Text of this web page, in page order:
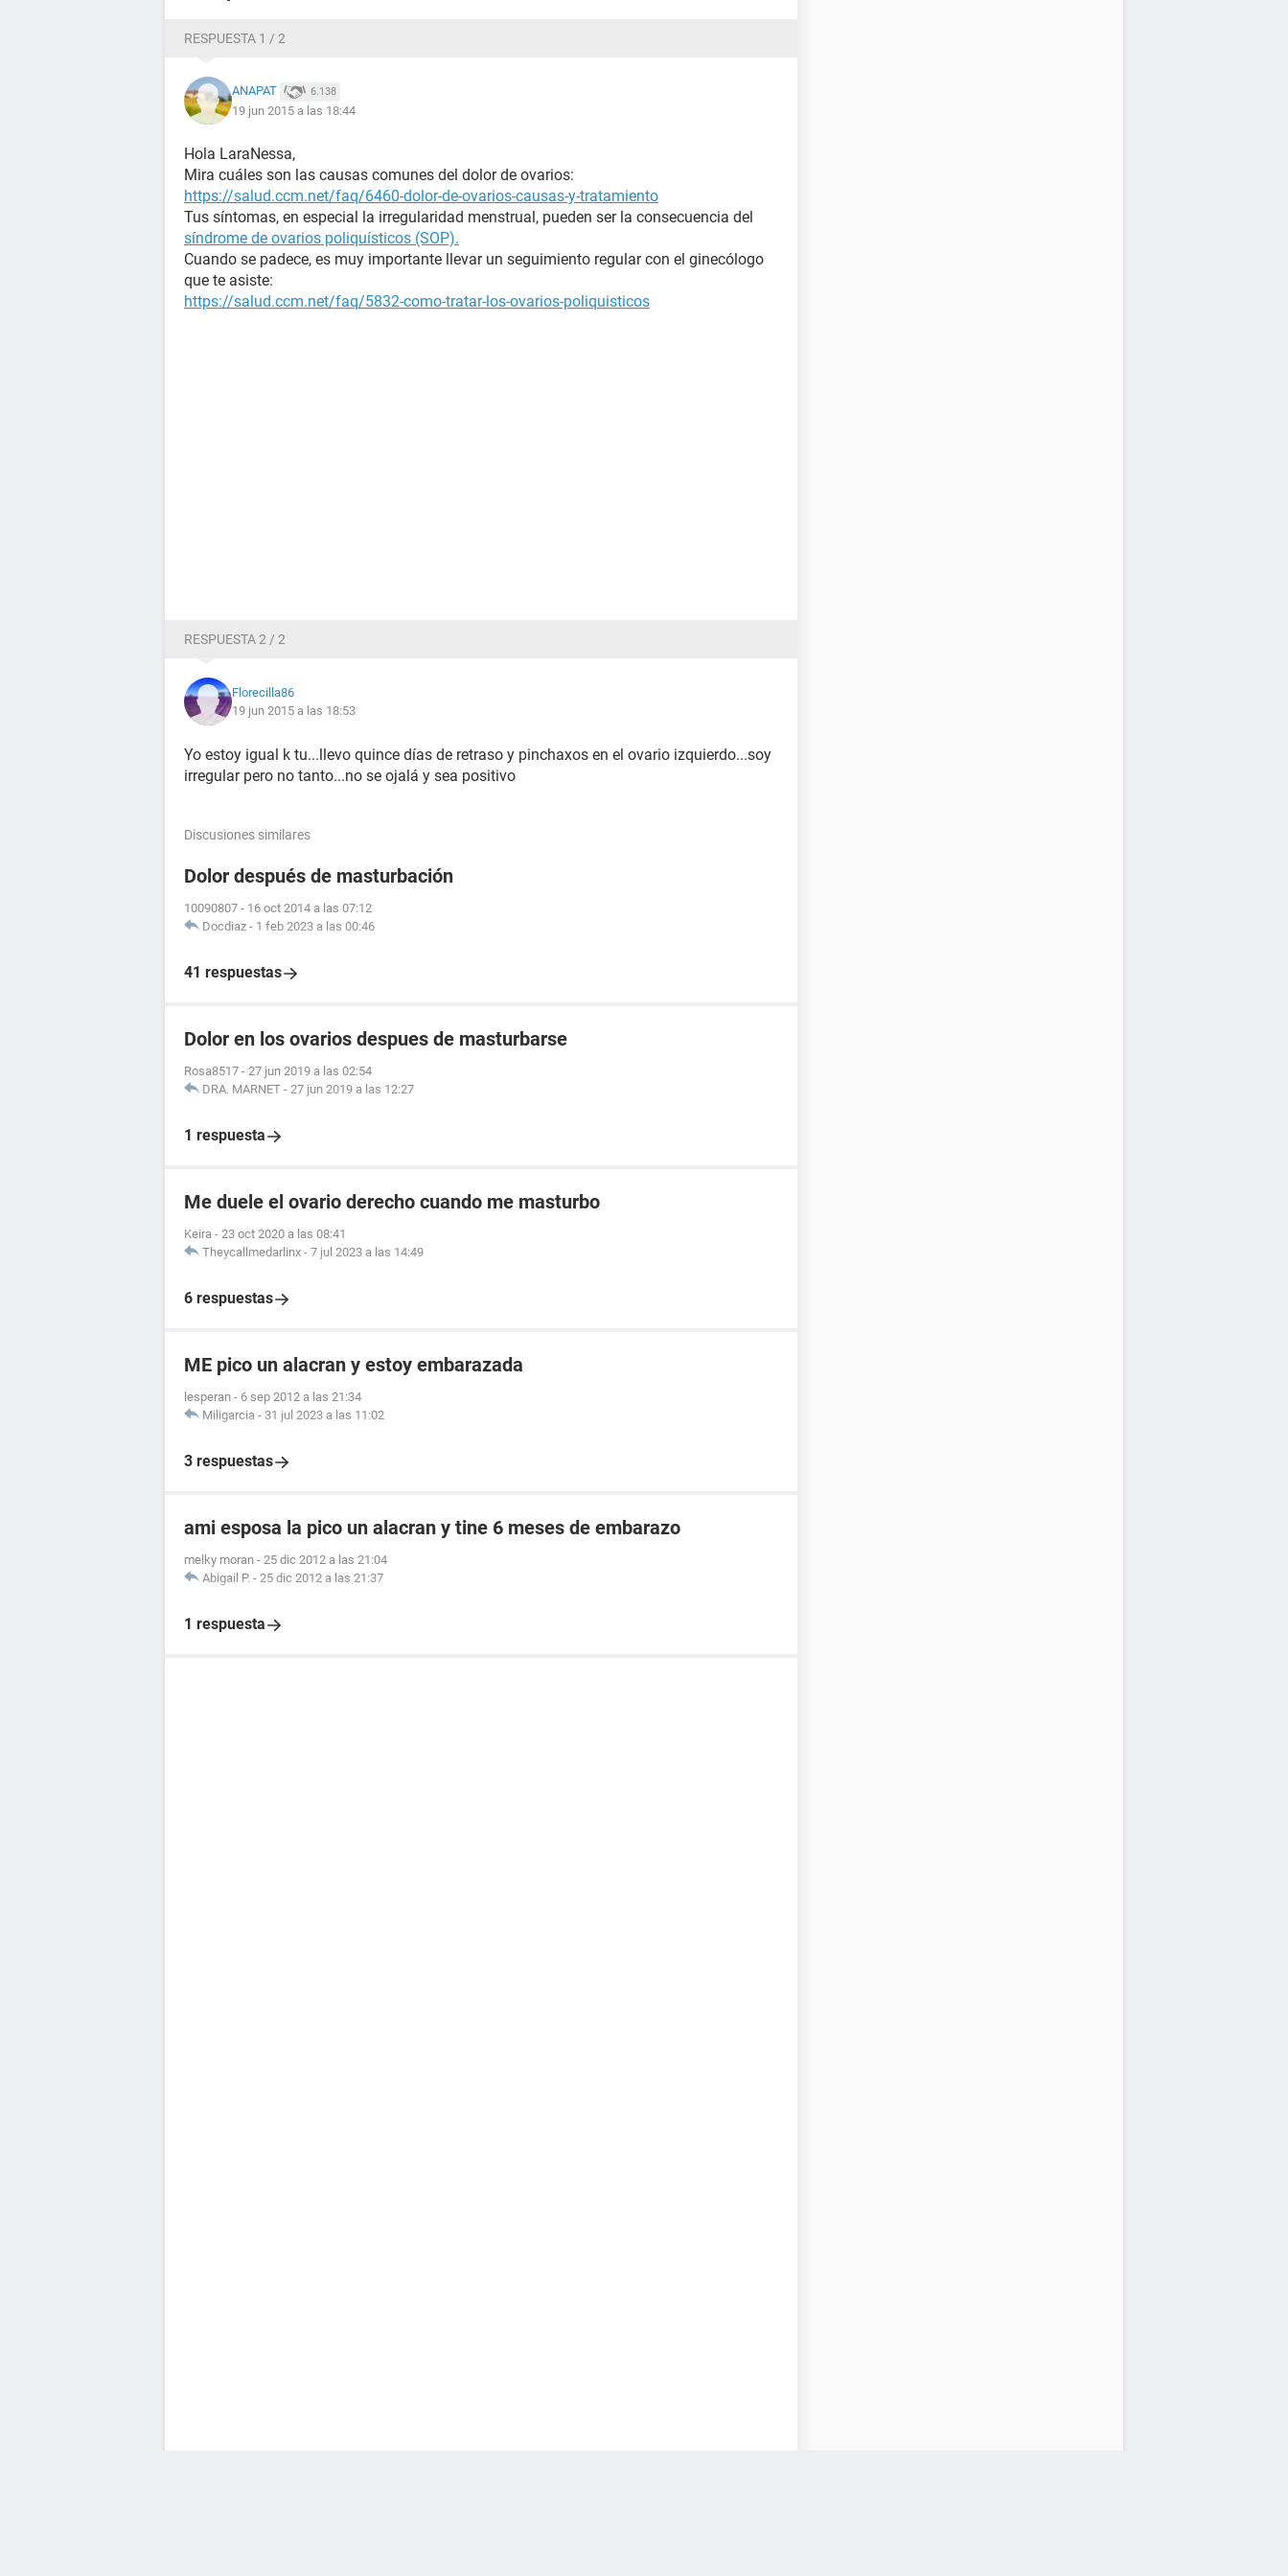
RESPUESTA 1 / 2
ANAPAT 6.138
19 jun 2015 a las 18:44
Hola LaraNessa,
Mira cuáles son las causas comunes del dolor de ovarios:
https://salud.ccm.net/faq/6460-dolor-de-ovarios-causas-y-tratamiento
Tus síntomas, en especial la irregularidad menstrual, pueden ser la consecuencia del
síndrome de ovarios poliquísticos (SOP).
Cuando se padece, es muy importante llevar un seguimiento regular con el ginecólogo
que te asiste:
https://salud.ccm.net/faq/5832-como-tratar-los-ovarios-poliquisticos
RESPUESTA 2 / 2
Florecilla86
19 jun 2015 a las 18:53
Yo estoy igual k tu...llevo quince días de retraso y pinchaxos en el ovario izquierdo...soy
irregular pero no tanto...no se ojalá y sea positivo
Discusiones similares
Dolor después de masturbación
10090807 - 16 oct 2014 a las 07:12
Docdiaz - 1 feb 2023 a las 00:46
41 respuestas
Dolor en los ovarios despues de masturbarse
Rosa8517 - 27 jun 2019 a las 02:54
DRA. MARNET - 27 jun 2019 a las 12:27
1 respuesta
Me duele el ovario derecho cuando me masturbo
Keira - 23 oct 2020 a las 08:41
Theycallmedarlinx - 7 jul 2023 a las 14:49
6 respuestas
ME pico un alacran y estoy embarazada
lesperan - 6 sep 2012 a las 21:34
Miligarcia - 31 jul 2023 a las 11:02
3 respuestas
ami esposa la pico un alacran y tine 6 meses de embarazo
melky moran - 25 dic 2012 a las 21:04
Abigail P. - 25 dic 2012 a las 21:37
1 respuesta